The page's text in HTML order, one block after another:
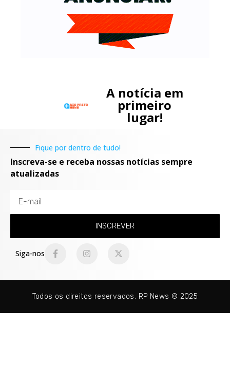
A notícia em
primeiro
lugar!
Fique por dentro de tudo!
Inscreva-se e receba nossas notícias sempre
atualizadas
INSCREVER
Siga-nos
Todos os direitos reservados. RP News © 2025